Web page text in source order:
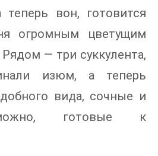
вон, готовится
огромным цветущим
— три суккулента,
изюм, а теперь
вида, сочные и
готовые к